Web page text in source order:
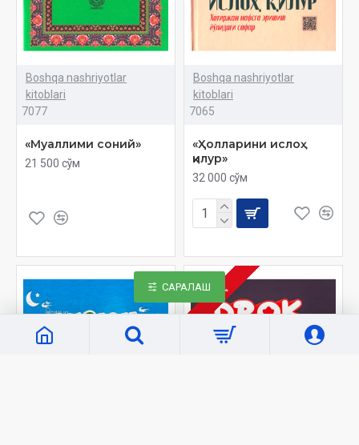
Boshqa nashriyotlar
kitoblari
7077
«Муаллими соний»
21 500 сўм
Boshqa nashriyotlar
kitoblari
7065
«Ҳолларини ислоҳ
қилур»
32 000 сўм
САРАЛАШ